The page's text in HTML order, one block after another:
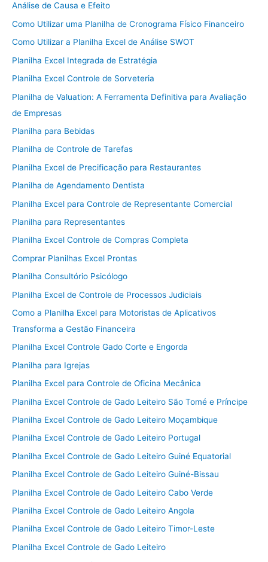
Análise de Causa e Efeito
Como Utilizar uma Planilha de Cronograma Físico Financeiro
Como Utilizar a Planilha Excel de Análise SWOT
Planilha Excel Integrada de Estratégia
Planilha Excel Controle de Sorveteria
Planilha de Valuation: A Ferramenta Definitiva para Avaliação
de Empresas
Planilha para Bebidas
Planilha de Controle de Tarefas
Planilha Excel de Precificação para Restaurantes
Planilha de Agendamento Dentista
Planilha Excel para Controle de Representante Comercial
Planilha para Representantes
Planilha Excel Controle de Compras Completa
Comprar Planilhas Excel Prontas
Planilha Consultório Psicólogo
Planilha Excel de Controle de Processos Judiciais
Como a Planilha Excel para Motoristas de Aplicativos
Transforma a Gestão Financeira
Planilha Excel Controle Gado Corte e Engorda
Planilha para Igrejas
Planilha Excel para Controle de Oficina Mecânica
Planilha Excel Controle de Gado Leiteiro São Tomé e Príncipe
Planilha Excel Controle de Gado Leiteiro Moçambique
Planilha Excel Controle de Gado Leiteiro Portugal
Planilha Excel Controle de Gado Leiteiro Guiné Equatorial
Planilha Excel Controle de Gado Leiteiro Guiné-Bissau
Planilha Excel Controle de Gado Leiteiro Cabo Verde
Planilha Excel Controle de Gado Leiteiro Angola
Planilha Excel Controle de Gado Leiteiro Timor-Leste
Planilha Excel Controle de Gado Leiteiro